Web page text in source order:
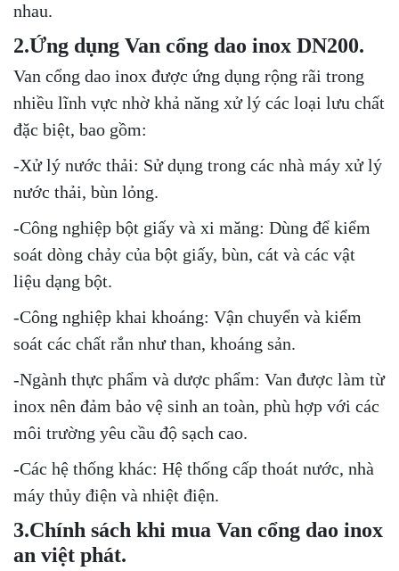
nhau.
2.Ứng dụng Van cổng dao inox DN200.
Van cổng dao inox được ứng dụng rộng rãi trong
nhiều lĩnh vực nhờ khả năng xử lý các loại lưu chất
đặc biệt, bao gồm:
-Xử lý nước thải: Sử dụng trong các nhà máy xử lý
nước thải, bùn lỏng.
-Công nghiệp bột giấy và xi măng: Dùng để kiểm
soát dòng chảy của bột giấy, bùn, cát và các vật
liệu dạng bột.
-Công nghiệp khai khoáng: Vận chuyển và kiểm
soát các chất rắn như than, khoáng sản.
-Ngành thực phẩm và dược phẩm: Van được làm từ
inox nên đảm bảo vệ sinh an toàn, phù hợp với các
môi trường yêu cầu độ sạch cao.
-Các hệ thống khác: Hệ thống cấp thoát nước, nhà
máy thủy điện và nhiệt điện.
3.Chính sách khi mua Van cổng dao inox
an việt phát.